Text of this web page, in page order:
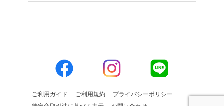
ご利用ガイド ご利用規約
プライバシーポリシー